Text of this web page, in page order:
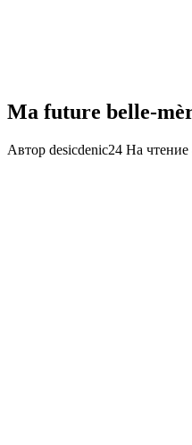
Ma future belle-
Автор desicdenic24 На чтение